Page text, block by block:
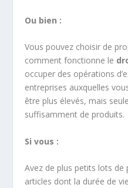
Ou bien :
Vous pouvez choisir de
comment fonctionne le
occuper des opérations
entreprises auxquelles
être plus élevés, mais
suffisamment de produits.
Si vous :
Avez de plus petits lots de
articles dont la durée de